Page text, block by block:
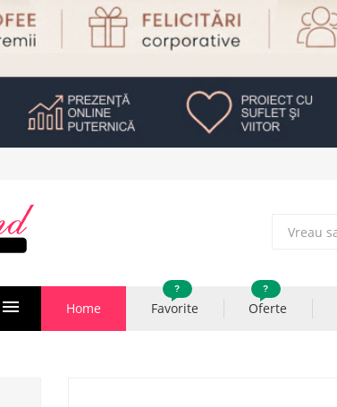
Home Favorite
?
Oferte
?